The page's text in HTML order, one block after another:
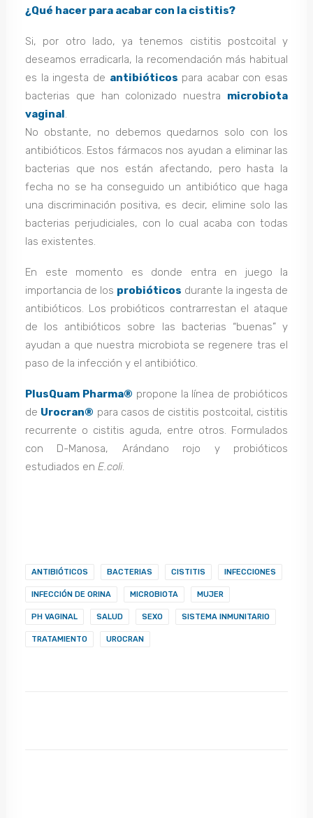
¿Qué hacer para acabar con la cistitis?
Si, por otro lado, ya tenemos cistitis postcoital y
deseamos erradicarla, la recomendación más habitual
es la ingesta de antibióticos para acabar con esas
bacterias que han colonizado nuestra microbiota
vaginal.
No obstante, no debemos quedarnos solo con los
antibióticos. Estos fármacos nos ayudan a eliminar las
bacterias que nos están afectando, pero hasta la
fecha no se ha conseguido un antibiótico que haga
una discriminación positiva, es decir, elimine solo las
bacterias perjudiciales, con lo cual acaba con todas
las existentes.
En este momento es donde entra en juego la
importancia de los probióticos durante la ingesta de
antibióticos. Los probióticos contrarrestan el ataque
de los antibióticos sobre las bacterias “buenas” y
ayudan a que nuestra microbiota se regenere tras el
paso de la infección y el antibiótico.
PlusQuam Pharma® propone la línea de probióticos
de Urocran® para casos de cistitis postcoital, cistitis
recurrente o cistitis aguda, entre otros. Formulados
con D-Manosa, Arándano rojo y probióticos
estudiados en E.coli.
ANTIBIÓTICOS BACTERIAS CISTITIS INFECCIONES
INFECCIÓN DE ORINA MICROBIOTA MUJER
PH VAGINAL SALUD SEXO SISTEMA INMUNITARIO
TRATAMIENTO UROCRAN